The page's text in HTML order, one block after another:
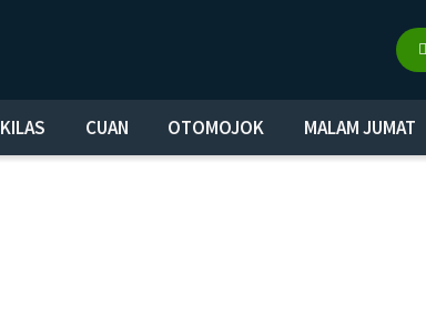
KILAS CUAN OTOMOJOK MALAM JUMAT